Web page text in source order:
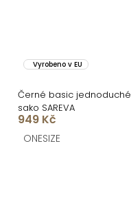
Vyrobeno v EU
Černé basic jednoduché
sako SAREVA
949 Kč
ONESIZE